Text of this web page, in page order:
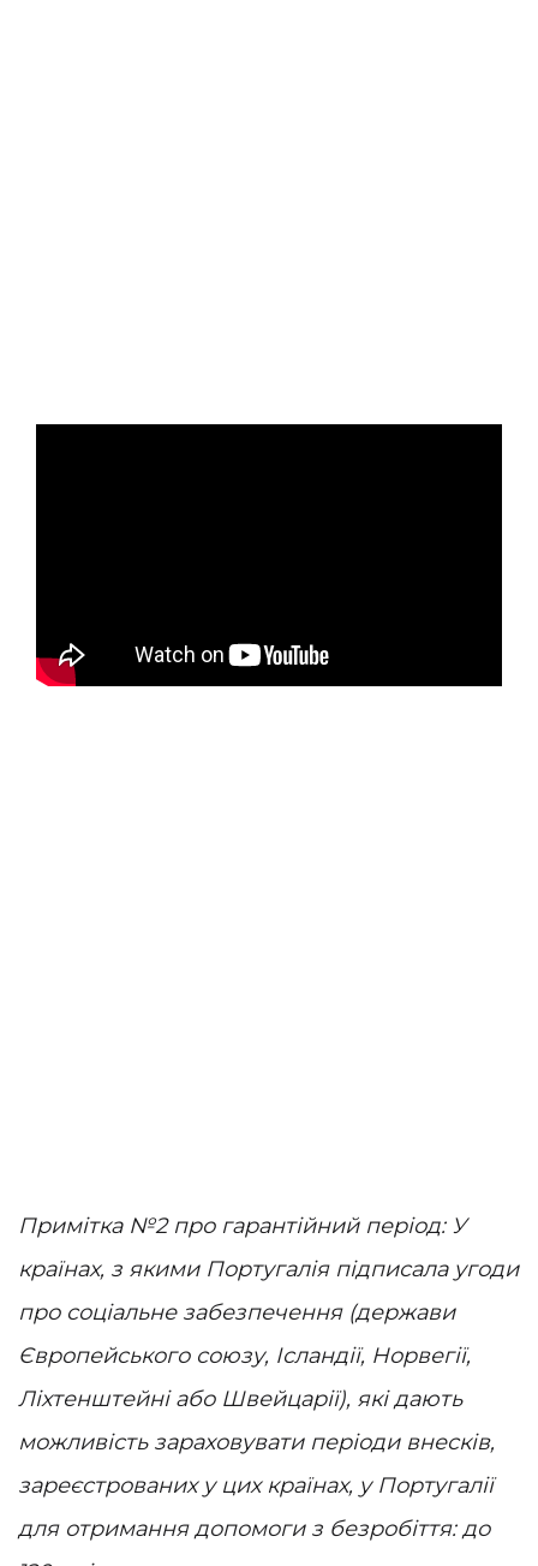
Примітка №2 про гарантійний період: У
країнах, з якими Португалія підписала угоди
про соціальне забезпечення (держави
Європейського союзу, Ісландії, Норвегії,
Ліхтенштейні або Швейцарії), які дають
можливість зараховувати періоди внесків,
зареєстрованих у цих країнах, у Португалії
для отримання допомоги з безробіття: до